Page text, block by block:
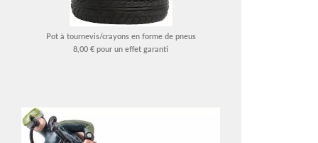
Pot à tournevis/crayons en forme de pneus
8,00 € pour un effet garanti